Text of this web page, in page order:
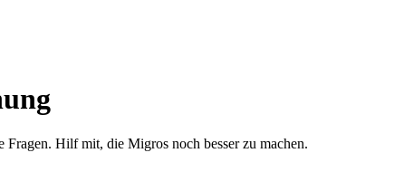
Fragen. Hilf mit, die Migros noch besser zu machen.